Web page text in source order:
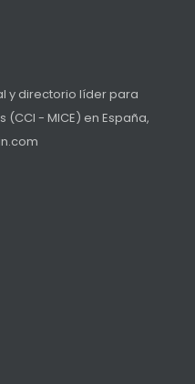
y directorio líder para
- MICE) en España,